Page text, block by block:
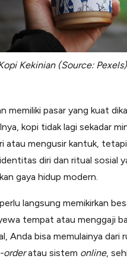
Kekinian (Source: Pexels)
memiliki pasar yang kuat
kopi tidak lagi sekadar
atau mengusir kantuk,
diri dan ritual sosial
gaya hidup modern.
langsung memikirkan
tempat atau menggaji
Anda bisa memulainya dari
orderatau sistem online,